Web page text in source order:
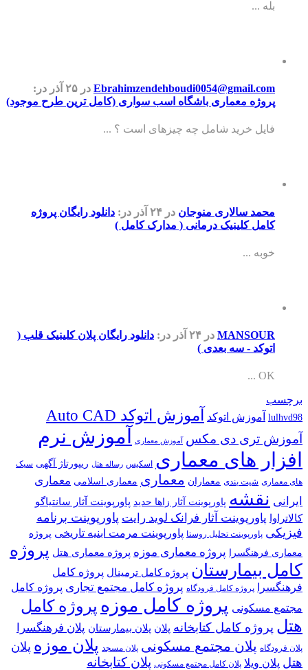
بله ...
Ebrahimzendehboudi0054@gmail.com در ۲۵ آذر
در:
پروژه معماری باشگاه اسب سواری (کامل ترین طرح موجود)
فایل خرید شامل چه چیزهای است ؟ ...
محمد سالاری منوجان در ۲۴ آذر در: دانلود رایگان پروژه
کامل کلینیک درمانی ( مدارک کامل )
خوبه ...
MANSOUR در ۲۴ آذر در: دانلود رایگان پلان کلینیک قلب (
اتوکد - سه بعدی )
OK ...
برچسب
lulhvd98 آموزش اتوکد آموزش اتوکد Auto CAD
آموزش تری دی مکس آموزش معماری
آموزش نرم
افزار های معماری اسکیس رساله هتل ریپورتاژ آگهی سبک
های معماری شیت بندی معماران معماری معماری اسلامی معماری
ایرانی نقشه پاورپوینت آثار زاها حدید پاورپوینت آثار سانتیاگو
کالاتراوا پاورپوینت آثار فرانک لوید رایت پاورپوینت برنامه
فیزیکی پاورپوینت تحلیل روستا پاورپوینت مرمت ابنیه تاریخی پروژه
معماری فرهنگسرا پروژه معماری موزه پروژه معماری هتل پروژه
کامل بیمارستان پروژه کامل ترمینال پروژه کامل
فرهنگسرا
پروژه کامل فرودگاه پروژه کامل مجتمع تجاری پروژه کامل
مجتمع مسکونی پروژه کامل موزه پروژه کامل
هتل پروژه کامل کتابخانه پلان پلان بیمارستان پلان فرهنگسرا
پلان فرودگاه پلان مجتمع مسکونی پلان مسجد پلان موزه پلان
هتل پلان ویلا پلان کامل مجتمع مسکونی پلان کتابخانه